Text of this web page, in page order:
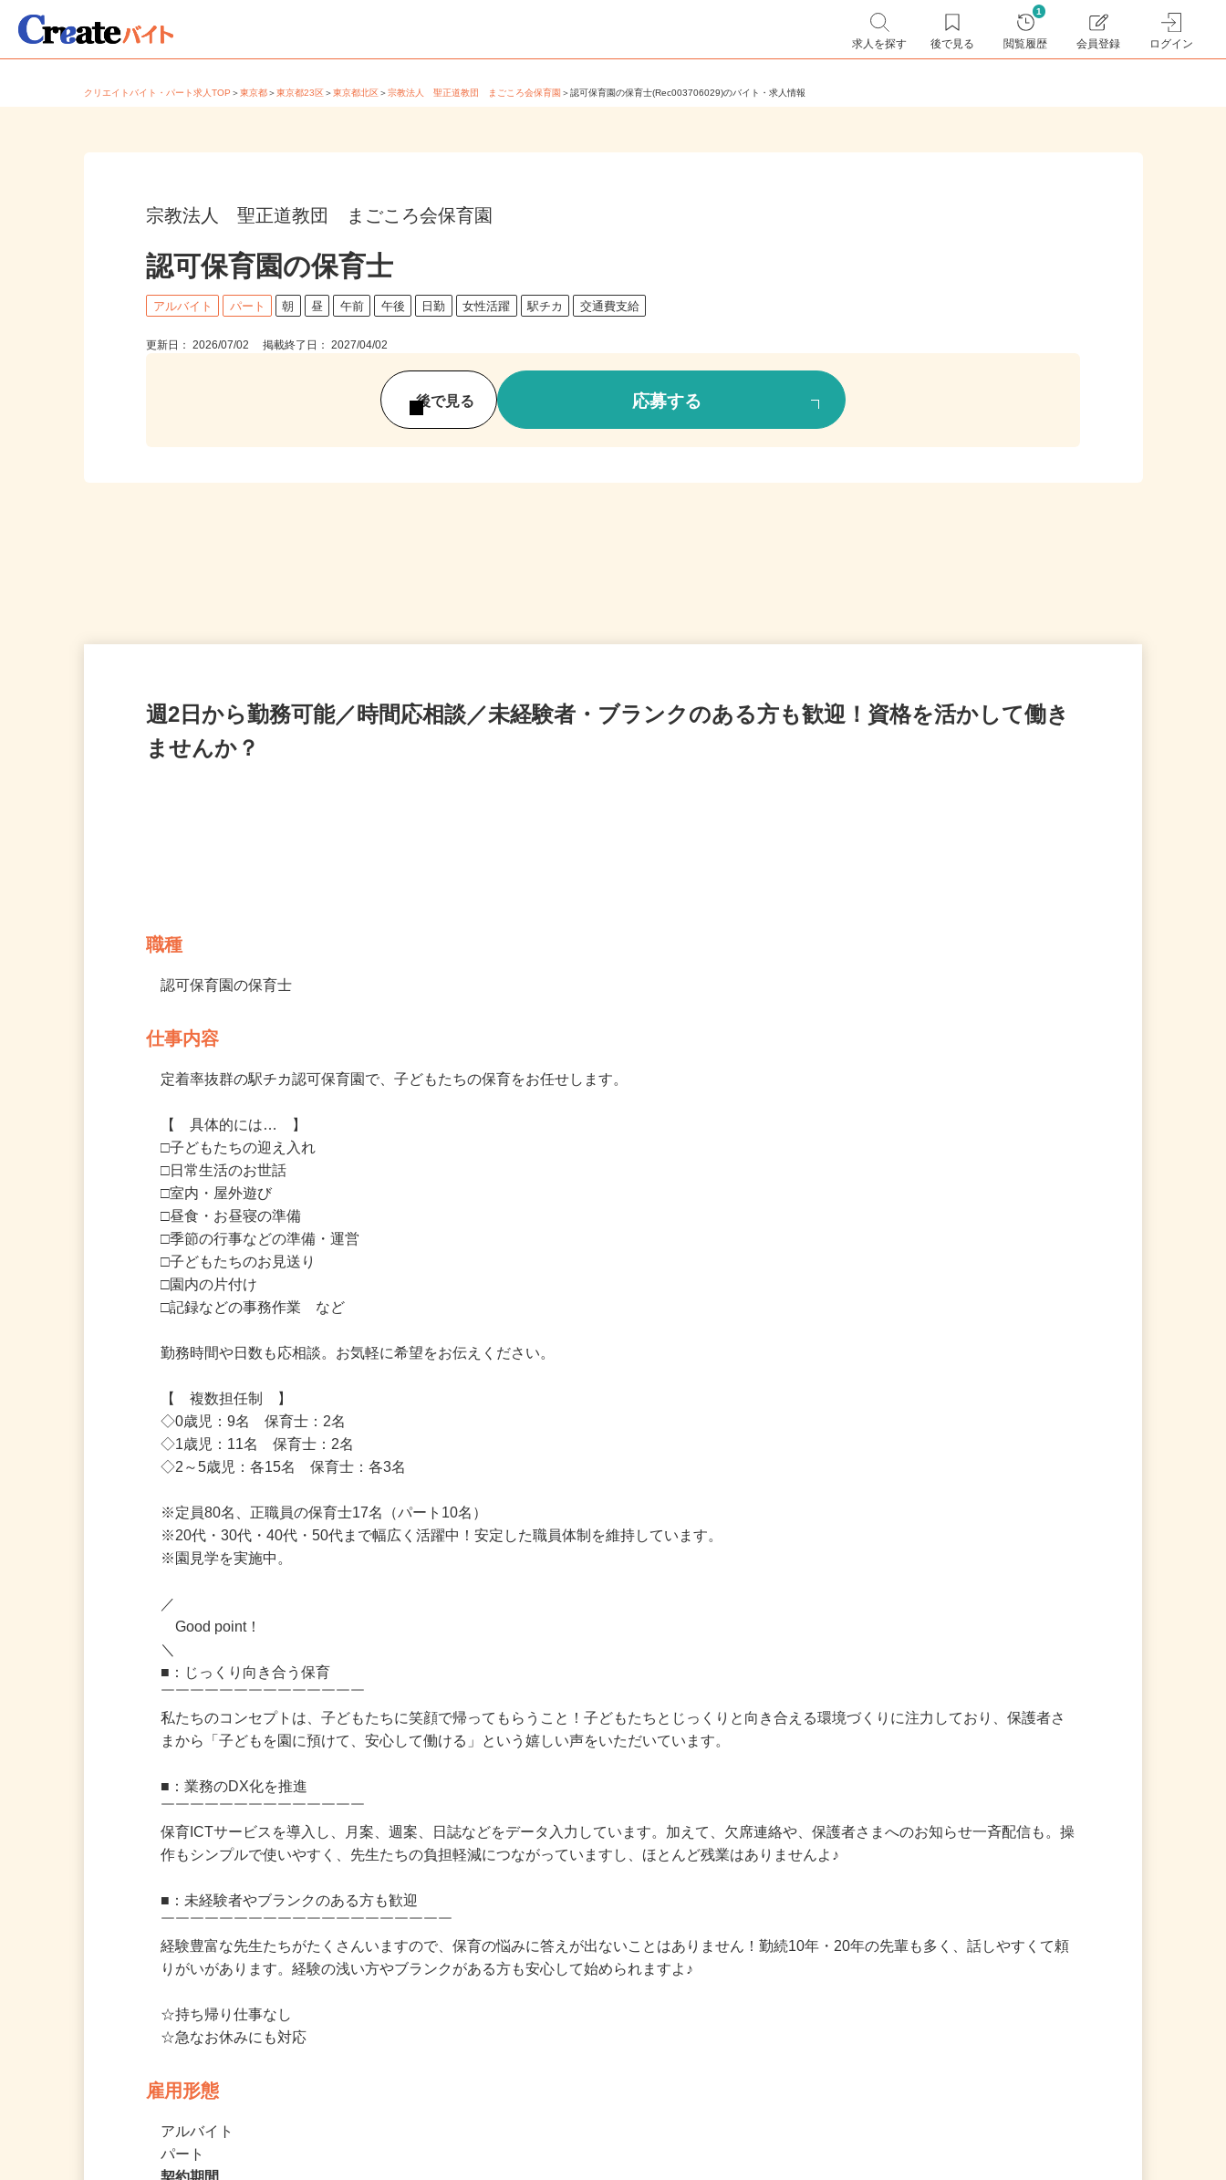
求人を探す 後で見る
1
閲覧履歴 会員登録 ログイン
クリエイトバイト・パート求人TOP＞東京都＞東京都23区＞東京都北区＞宗教法人 聖正道教団 まごころ会保育園＞認可保育園の保育士(Rec003706029)のバイト・求人情報
宗教法人 聖正道教団 まごころ会保育園
認可保育園の保育士
アルバイト パート 朝 昼 午前 午後 日勤 女性活躍 駅チカ 交通費支給
更新日： 2026/07/02 掲載終了日： 2027/04/02
後で見る 応募する
週2日から勤務可能／時間応相談／未経験者・ブランクのある方も歓迎！資格を活かして働き
ませんか？
職種
【　具体的には…　】
□子どもたちの迎え入れ
□⽇常⽣活のお世話
□室内・屋外遊び
□昼食・お昼寝の準備
□季節の行事などの準備・運営
□子どもたちのお見送り
□園内の片付け
【　複数担任制　】
◇0歳児：9名　保育士：2名
◇1歳児：11名　保育士：2名
※定員80名、正職員の保育士17名（パート10名）
※20代・30代・40代・50代まで幅広く活躍中！安定した職員体制を維持しています。
／
Good point！
＼
￣￣￣￣￣￣￣￣￣￣￣￣￣￣
私たちのコンセプトは、子どもたちに笑顔で帰ってもらうこと！子どもたちとじっくりと向き合える環境づくりに注力しており、保護者さ
￣￣￣￣￣￣￣￣￣￣￣￣￣￣
保育ICTサービスを導入し、月案、週案、日誌などをデータ入力しています。加えて、欠席連絡や、保護者さまへのお知らせ一斉配信も。操
￣￣￣￣￣￣￣￣￣￣￣￣￣￣￣￣￣￣￣￣
経験豊富な先生たちがたくさんいますので、保育の悩みに答えが出ないことはありません！勤続10年・20年の先輩も多く、話しやすくて頼
☆持ち帰り仕事なし
雇用形態
アルバイト